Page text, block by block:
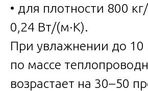
• для плотности 800
0,24 Вт/(м·К).
При увлажнении до 10
по массе
возрастает на 30–50